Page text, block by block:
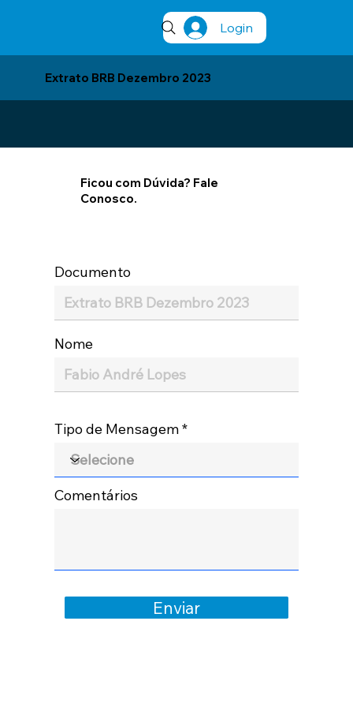
Login
Extrato BRB Dezembro 2023
Ficou com Dúvida? Fale
Conosco.
Documento
Nome
Tipo de Mensagem
Comentários
Enviar